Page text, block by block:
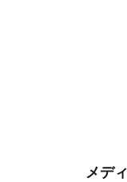
メデ